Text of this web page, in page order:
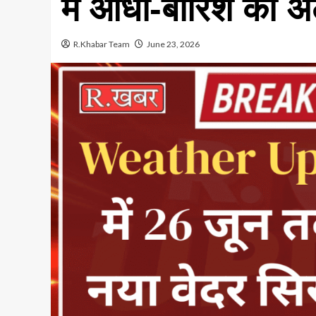
में आंधी-बारिश का
R.Khabar Team June 23, 2026